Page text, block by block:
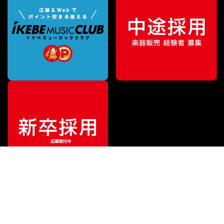
販売価格¥5,830（税込）